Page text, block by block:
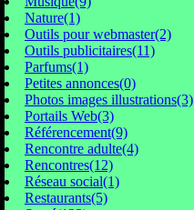
Nature(1)
Outils pour webmaster(2)
Outils publicitaires(11)
Parfums(1)
Petites annonces(0)
Photos images illustrations(3)
Portails Web(3)
Référencement(9)
Rencontre adulte(4)
Rencontres(12)
Réseau social(1)
Restaurants(5)